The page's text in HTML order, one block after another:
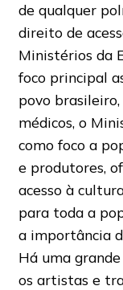
de qualquer
direito de
Ministérios da
foco principal
povo brasileiro,
médicos, o
como foco a
e produtores,
acesso à
para toda a
a importância
Há uma
os artistas e